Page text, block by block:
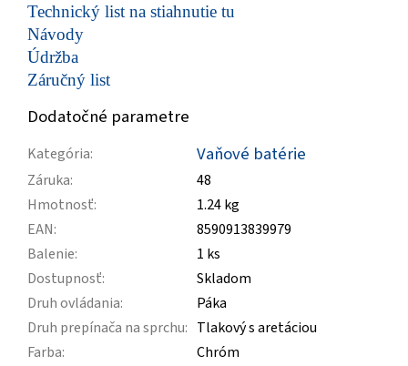
Technický list na stiahnutie tu
Návody
Údržba
Záručný list
Dodatočné parametre
Kategória: Vaňové batérie
Záruka:
48
Hmotnosť:
1.24 kg
EAN:
8590913839979
Balenie:
1 ks
Dostupnosť:
Skladom
Druh ovládania:
Páka
Druh prepínača na sprchu: Tlakový s aretáciou
Farba:
Chróm